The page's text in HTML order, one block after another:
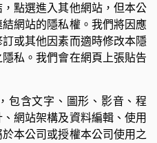
點選進入其他網站，但本公
網站的隱私權。我們將因應
或其他因素而適時修改本隱
私。我們會在網頁上張貼告
包含文字、圖形、影音、程
網站架構及資料編輯、使用
本公司或授權本公司使用之